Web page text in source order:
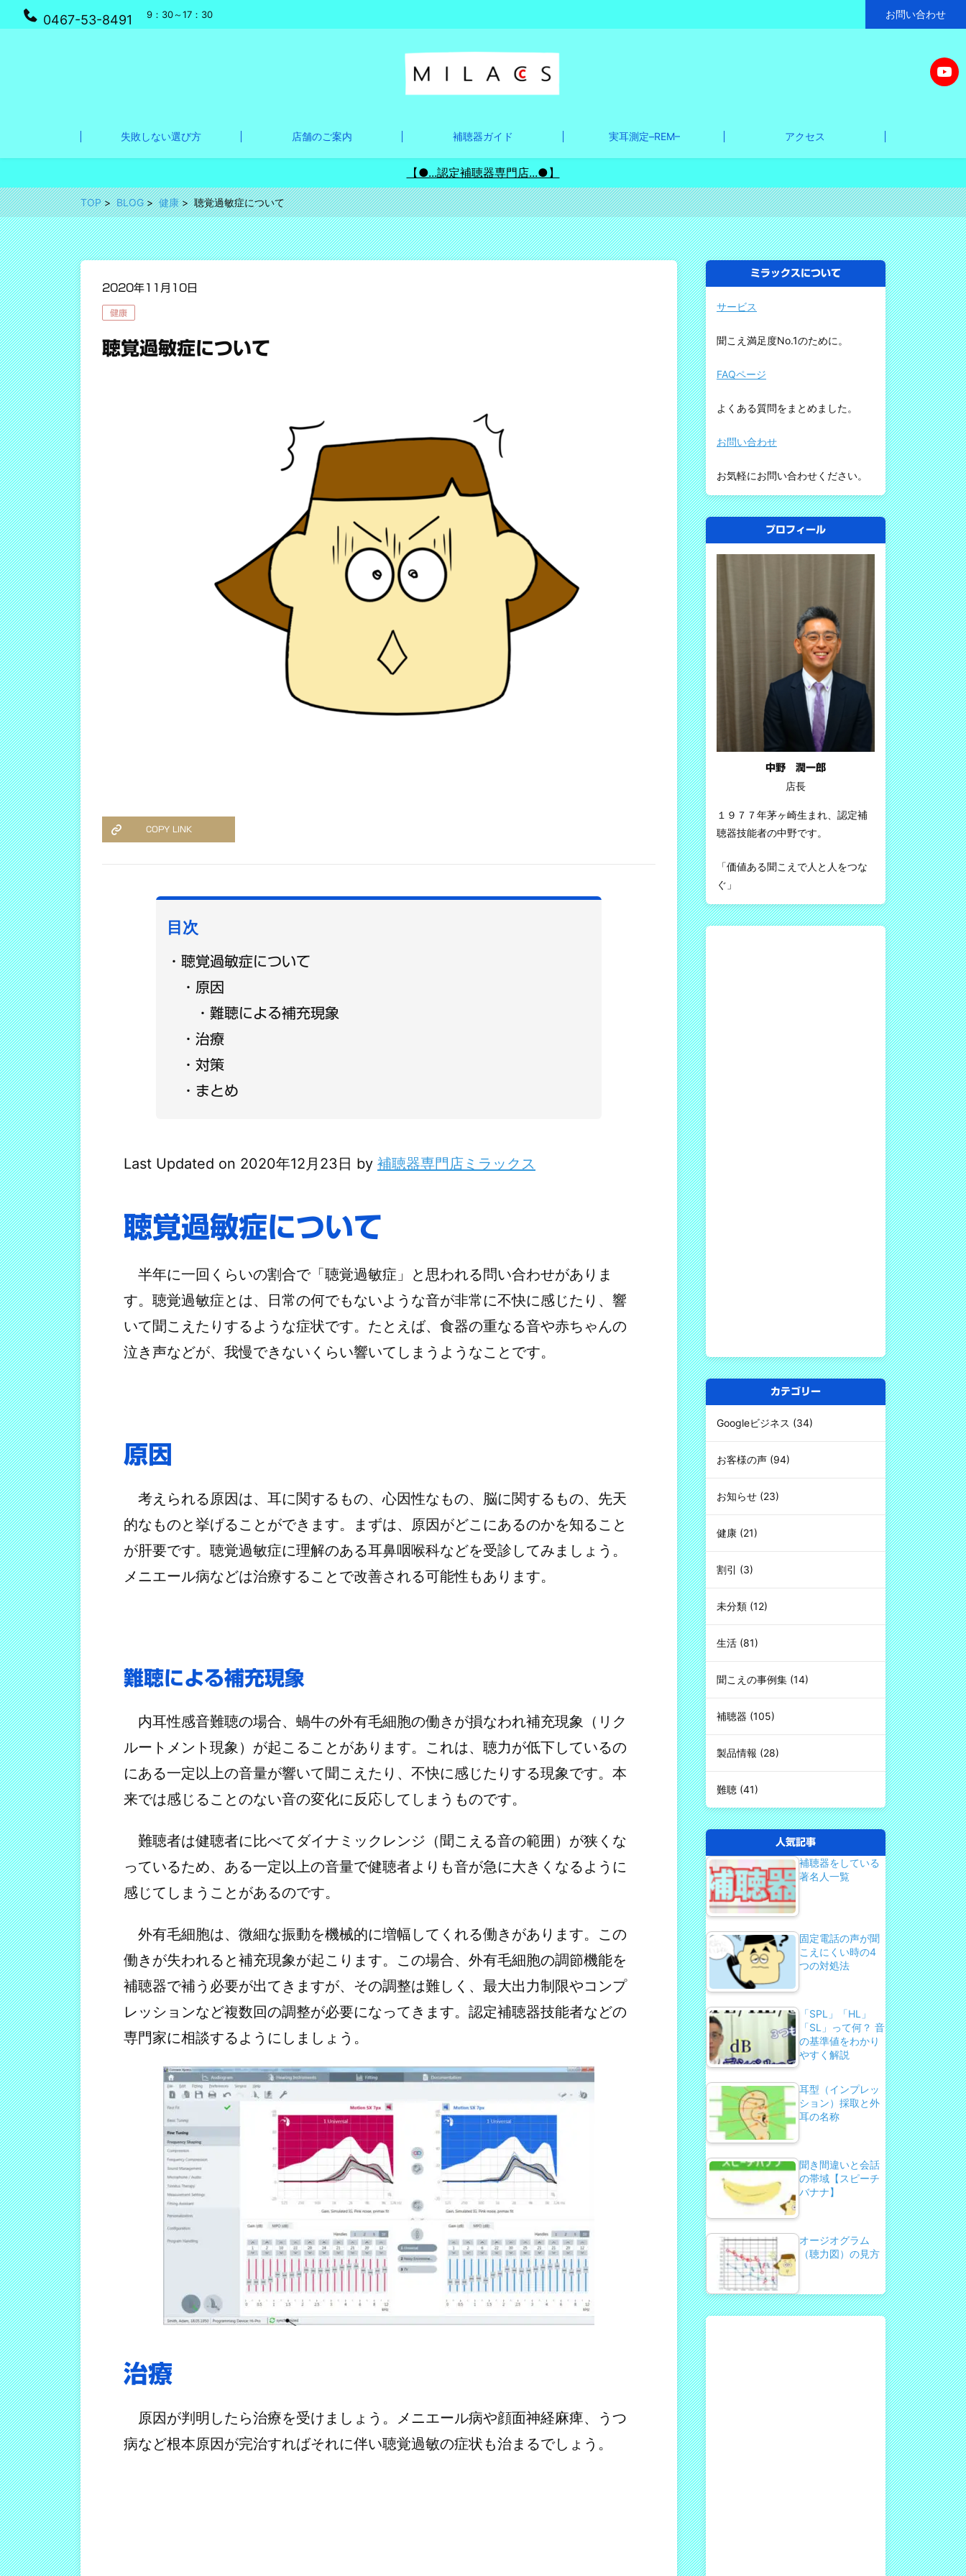
0467-53-8491 9：30～17：30 お問い合わせ
失敗しない選び方 店舗のご案内 補聴器ガイド 実耳測定–REM– アクセス
【●...認定補聴器専門店...●】
TOP BLOG 健康 聴覚過敏症について
2020年11月10日
健康
聴覚過敏症について
COPY LINK
目次
聴覚過敏症について
原因
難聴による補充現象
治療
対策
まとめ
Last Updated on 2020年12月23日 by 補聴器専門店ミラックス
聴覚過敏症について
半年に一回くらいの割合で「聴覚過敏症」と思われる問い合わせがありま
す。聴覚過敏症とは、日常の何でもないような音が非常に不快に感じたり、響
いて聞こえたりするような症状です。たとえば、食器の重なる音や赤ちゃんの
泣き声などが、我慢できないくらい響いてしまうようなことです。
原因
考えられる原因は、耳に関するもの、心因性なもの、脳に関するもの、先天
的なものと挙げることができます。まずは、原因がどこにあるのかを知ること
が肝要です。聴覚過敏症に理解のある耳鼻咽喉科などを受診してみましょう。
メニエール病などは治療することで改善される可能性もあります。
難聴による補充現象
内耳性感音難聴の場合、蝸牛の外有毛細胞の働きが損なわれ補充現象（リク
ルートメント現象）が起こることがあります。これは、聴力が低下しているの
にある一定以上の音量が響いて聞こえたり、不快に感じたりする現象です。本
来では感じることのない音の変化に反応してしまうものです。
難聴者は健聴者に比べてダイナミックレンジ（聞こえる音の範囲）が狭くな
っているため、ある一定以上の音量で健聴者よりも音が急に大きくなるように
感じてしまうことがあるのです。
外有毛細胞は、微細な振動を機械的に増幅してくれる働きがあります。この
働きが失われると補充現象が起こります。この場合、外有毛細胞の調節機能を
補聴器で補う必要が出てきますが、その調整は難しく、最大出力制限やコンプ
レッションなど複数回の調整が必要になってきます。認定補聴器技能者などの
専門家に相談するようにしましょう。
治療
原因が判明したら治療を受けましょう。メニエール病や顔面神経麻痺、うつ
病など根本原因が完治すればそれに伴い聴覚過敏の症状も治まるでしょう。
ミラックスについて
サービス
聞こえ満足度No.1のために。
FAQページ
よくある質問をまとめました。
お問い合わせ
お気軽にお問い合わせください。
プロフィール
中野 潤一郎
店長
１９７７年茅ヶ崎生まれ、認定補
聴器技能者の中野です。
「価値ある聞こえで人と人をつな
ぐ」
カテゴリー
Googleビジネス (34)
お客様の声 (94)
お知らせ (23)
健康 (21)
割引 (3)
未分類 (12)
生活 (81)
聞こえの事例集 (14)
補聴器 (105)
製品情報 (28)
難聴 (41)
人気記事
補聴器をしている
著名人一覧
固定電話の声が聞
こえにくい時の4
つの対処法
「SPL」「HL」
「SL」って何？ 音
の基準値をわかり
やすく解説
耳型（インプレッ
ション）採取と外
耳の名称
聞き間違いと会話
の帯域【スピーチ
バナナ】
オージオグラム
（聴力図）の見方